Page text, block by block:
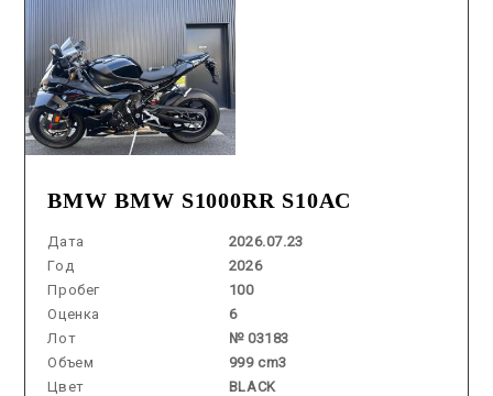
BMW BMW S1000RR S10AC
Дата
2026.07.23
Год
2026
Пробег
100
Оценка
6
Лот
№ 03183
Объем
999 cm3
Цвет
BLACK